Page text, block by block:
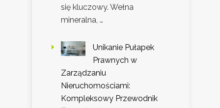
się kluczowy. Wełna
mineralna, …
Unikanie Pułapek
Prawnych w
Zarządzaniu
Nieruchomościami:
Kompleksowy Przewodnik